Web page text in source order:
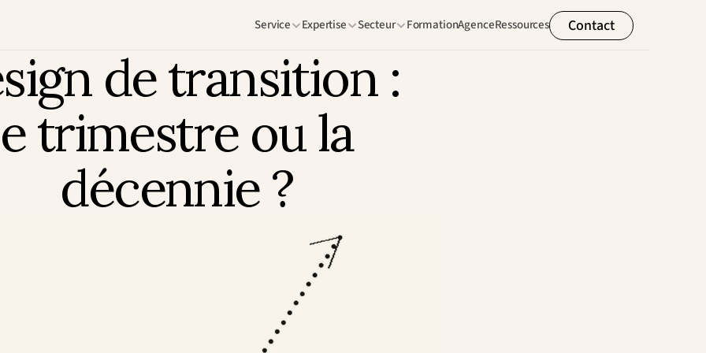
Service Expertise Secteur FormationAgenceRessources Contact
de transition :
trimestre ou la
décennie ?